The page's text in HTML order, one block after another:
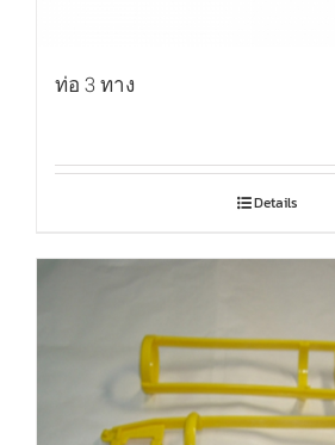
ท่อ 3 ทาง
Details